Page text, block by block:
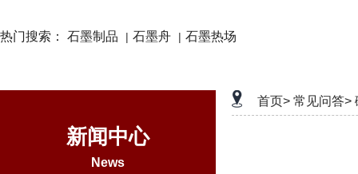
热门搜索： 石墨制品 | 石墨舟 | 石墨热场
新闻中心
News
首页> 常见问答>